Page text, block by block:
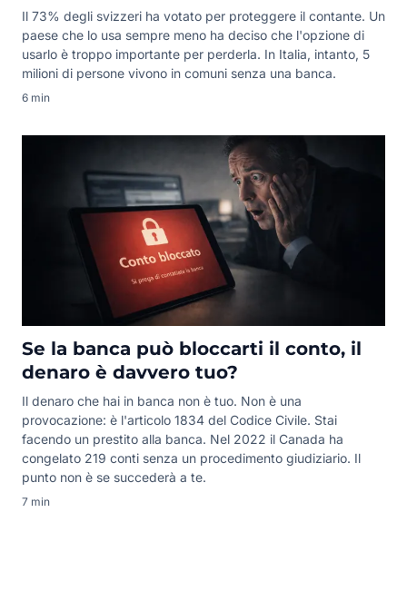
Il 73% degli svizzeri ha votato per proteggere il contante. Un
paese che lo usa sempre meno ha deciso che l'opzione di
usarlo è troppo importante per perderla. In Italia, intanto, 5
milioni di persone vivono in comuni senza una banca.
6 min
Se la banca può bloccarti il conto, il
denaro è davvero tuo?
Il denaro che hai in banca non è tuo. Non è una
provocazione: è l'articolo 1834 del Codice Civile. Stai
facendo un prestito alla banca. Nel 2022 il Canada ha
congelato 219 conti senza un procedimento giudiziario. Il
punto non è se succederà a te.
7 min